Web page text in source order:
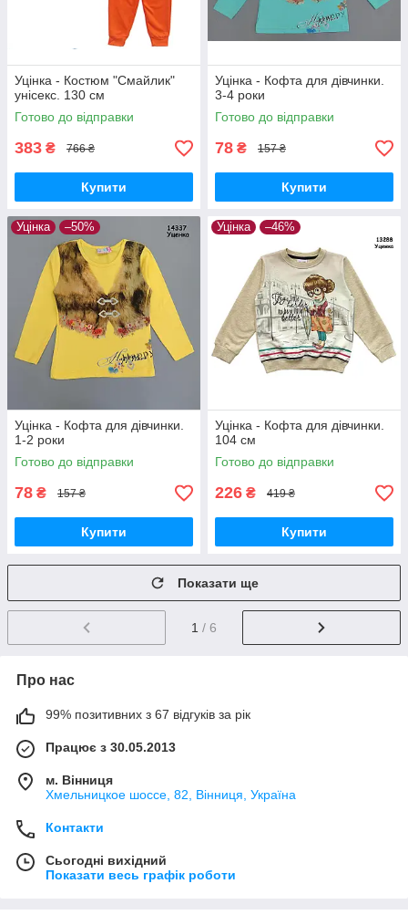
Уцінка - Костюм "Смайлик"
унісекс. 130 см
Готово до відправки
383 ₴ 766 ₴
Купити
Уцінка - Кофта для дівчинки.
3-4 роки
Готово до відправки
78 ₴ 157 ₴
Купити
Уцінка –50%
Уцінка - Кофта для дівчинки.
1-2 роки
Готово до відправки
78 ₴ 157 ₴
Купити
Уцінка –46%
Уцінка - Кофта для дівчинки.
104 см
Готово до відправки
226 ₴ 419 ₴
Купити
Показати ще
1 / 6
Про нас
99% позитивних з 67 відгуків за рік
Працює з 30.05.2013
м. Вінниця
Хмельницкое шоссе, 82, Вінниця, Україна
Контакти
Сьогодні вихідний
Показати весь графік роботи